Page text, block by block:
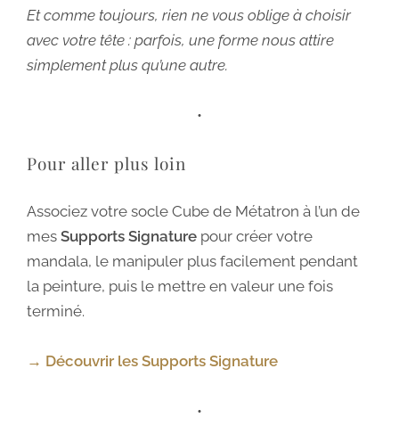
Et comme toujours, rien ne vous oblige à choisir
avec votre tête : parfois, une forme nous attire
simplement plus qu’une autre.
•
Pour aller plus loin
Associez votre socle Cube de Métatron à l’un de
mes Supports Signature pour créer votre
mandala, le manipuler plus facilement pendant
la peinture, puis le mettre en valeur une fois
terminé.
→ Découvrir les Supports Signature
•